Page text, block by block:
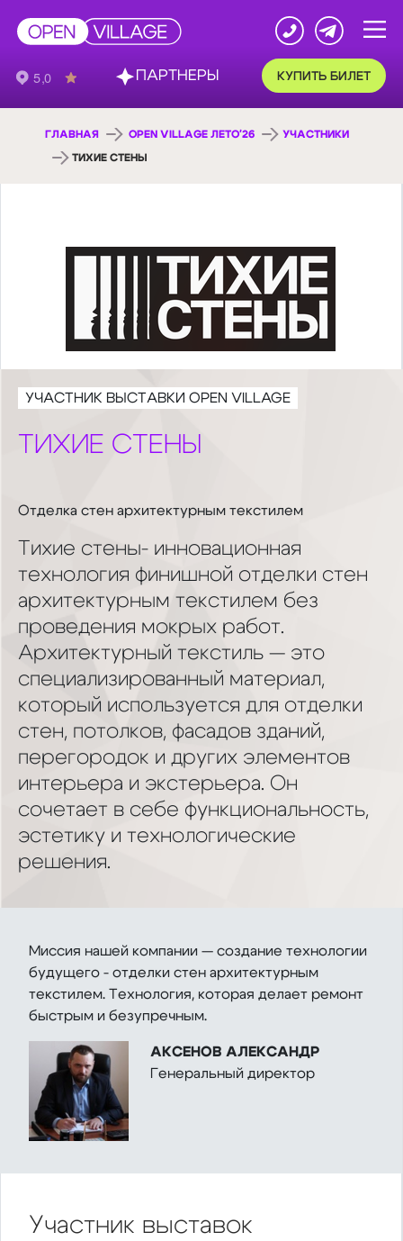
КУПИТЬ БИЛЕТ
ГЛАВНАЯ OPEN VILLAGE ЛЕТО'26 УЧАСТНИКИ
ТИХИЕ СТЕНЫ
УЧАСТНИК ВЫСТАВКИ OPEN VILLAGE
ТИХИЕ СТЕНЫ
Отделка стен архитектурным текстилем
Тихие стены- инновационная
технология финишной отделки стен
архитектурным текстилем без
проведения мокрых работ.
Архитектурный текстиль — это
специализированный материал,
который используется для отделки
стен, потолков, фасадов зданий,
перегородок и других элементов
интерьера и экстерьера. Он
сочетает в себе функциональность,
эстетику и технологические
решения.
Миссия нашей компании — создание технологии
будущего - отделки стен архитектурным
текстилем. Технология, которая делает ремонт
быстрым и безупречным.
АКСЕНОВ АЛЕКСАНДР
Генеральный директор
Участник выставок